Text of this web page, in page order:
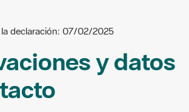
la declaración: 07/02/2025
y datos